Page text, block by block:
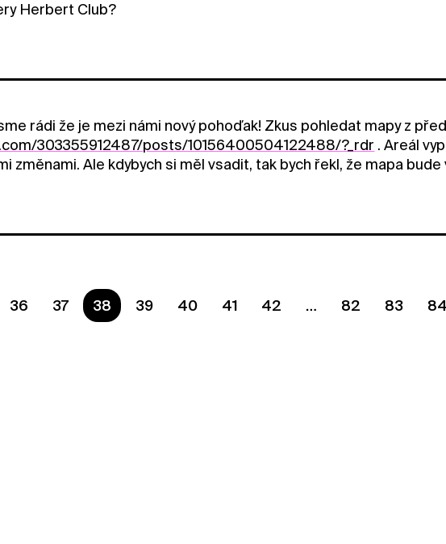
Herbert Club?
rádi že je mezi námi nový pohoďak! Zkus pohledat mapy z
303355912487/posts/10156400504122488/?_rdr . Areál
změnami. Ale kdybych si měl vsadit, tak bych řekl, že mapa bude
36 37 You are on page
38 39 40 41 42 82 83 84